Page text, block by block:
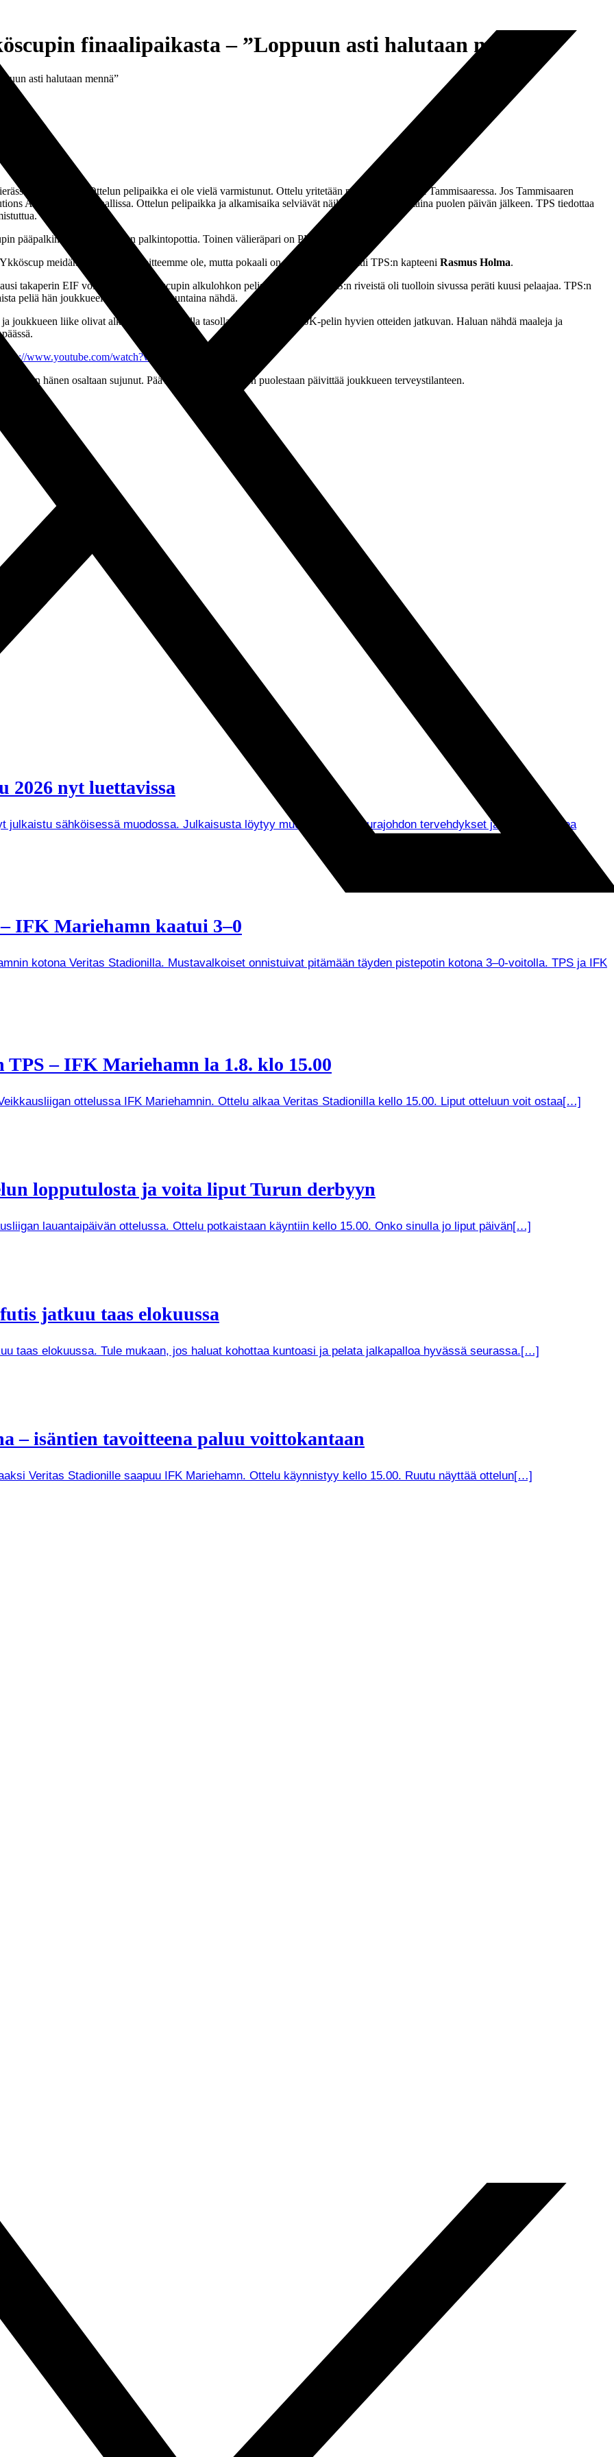
finaalipaikasta – ”Loppuun asti halutaan mennä”
asti halutaan mennä”
Ekenäs IF:n. Ottelun pelipaikka ei ole vielä varmistunut. Ottelu yritetään pelata ulkokentällä Tammisaaressa. Jos Tammisaaren
Arena -jalkapallohallissa. Ottelun pelipaikka ja alkamisaika selviävät näillä näkymin lauantaina puolen päivän jälkeen. TPS tiedottaa
pääpalkintoa, 10 000 euron palkintopottia. Toinen välieräpari on PK-35 – FF Jaro.
meidän kauden päätavoitteemme ole, mutta pokaali on aina pokaali, miettii TPS:n kapteeni Rasmus Holma.
takaperin EIF voitti Tepsin Ykköscupin alkulohkon pelissä 1–0. Tosin TPS:n riveistä oli tuolloin sivussa peräti kuusi pelaajaa. TPS:n
peliä hän joukkueeltaan haluaa sunnuntaina nähdä.
joukkueen liike olivat alkukauden parhaalla tasolla. Haluan nähdä SJK-pelin hyvien otteiden jatkuvan. Haluan nähdä maaleja ja
https://www.youtube.com/watch?v=UgvBKEpisqI
on hänen osaltaan sujunut. Päävalmentaja Johansson puolestaan päivittää joukkueen terveystilanteen.
nyt luettavissa
julkaistu sähköisessä muodossa. Julkaisusta löytyy muun muassa seurajohdon tervehdykset ja ennen kaikkea
IFK Mariehamn kaatui 3–0
kotona Veritas Stadionilla. Mustavalkoiset onnistuivat pitämään täyden pistepotin kotona 3–0-voitolla. TPS ja IFK
– IFK Mariehamn la 1.8. klo 15.00
ottelussa IFK Mariehamnin. Ottelu alkaa Veritas Stadionilla kello 15.00. Liput otteluun voit ostaa[…]
lopputulosta ja voita liput Turun derbyyn
lauantaipäivän ottelussa. Ottelu potkaistaan käyntiin kello 15.00. Onko sinulla jo liput päivän[…]
jatkuu taas elokuussa
taas elokuussa. Tule mukaan, jos haluat kohottaa kuntoasi ja pelata jalkapalloa hyvässä seurassa.[…]
– isäntien tavoitteena paluu voittokantaan
Veritas Stadionille saapuu IFK Mariehamn. Ottelu käynnistyy kello 15.00. Ruutu näyttää ottelun[…]